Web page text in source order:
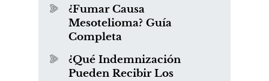
¿Fumar Causa
Mesotelioma? Guía
Completa
¿Qué Indemnización
Pueden Recibir Los